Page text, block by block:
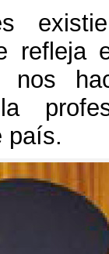
refleja
nos
país.